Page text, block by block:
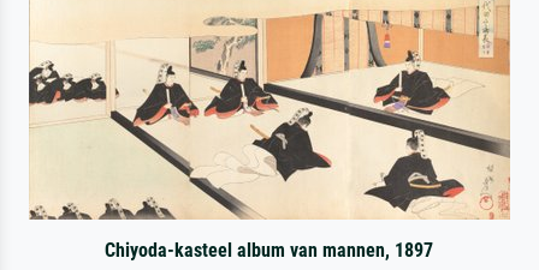
Chiyoda-kasteel album van mannen, 1897